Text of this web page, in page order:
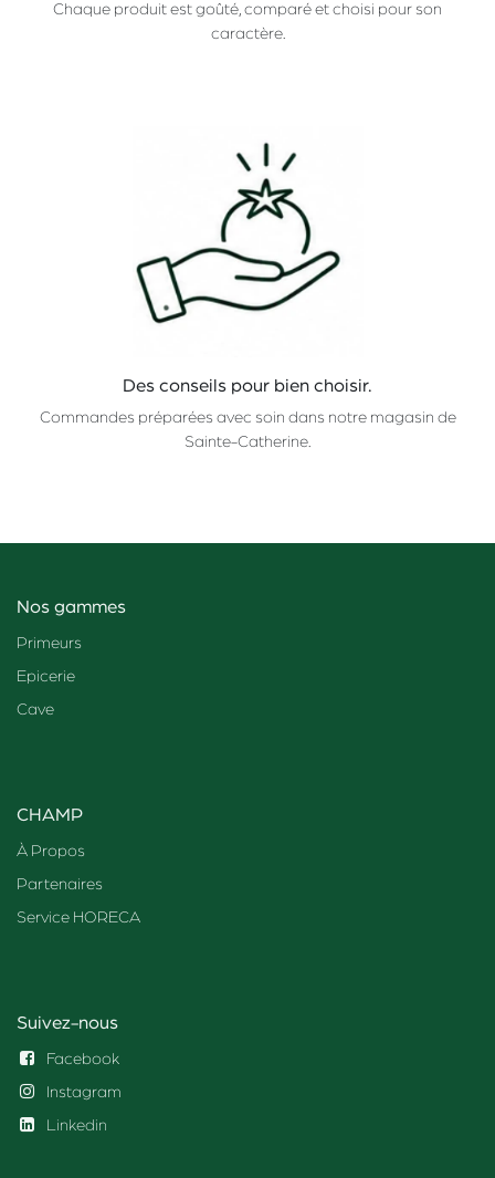
Chaque produit est goûté, comparé et choisi pour son
caractère.
Des conseils pour bien choisir.
Commandes préparées avec soin dans notre magasin de
Sainte-Catherine.
Nos gammes
Primeurs
Epicerie
Cave
CHAMP
À Propos
Partenaires
Service HORECA
Suivez-nous
Facebook
Instagram
Linkedin